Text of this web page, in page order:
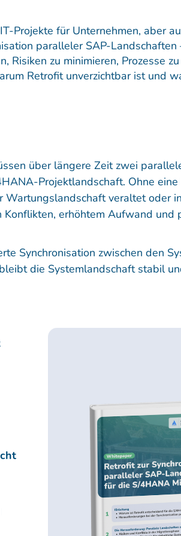
Projekte für Unternehmen, aber
paralleler SAP-Landschaften
Risiken zu minimieren, Prozesse
Retrofit unverzichtbar ist und
über längere Zeit zwei
Projektlandschaft. Ohne
Wartungslandschaft veraltet oder
erhöhtem Aufwand und
Synchronisation zwischen den
die Systemlandschaft stabil